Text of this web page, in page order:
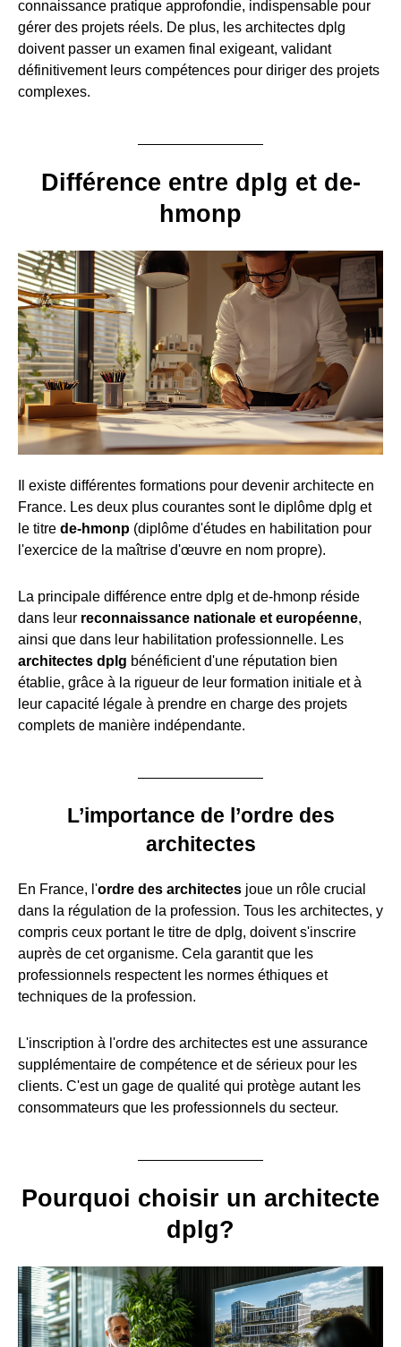
connaissance pratique approfondie, indispensable pour
gérer des projets réels. De plus, les architectes dplg
doivent passer un examen final exigeant, validant
définitivement leurs compétences pour diriger des projets
complexes.
Différence entre dplg et de-
hmonp
Il existe différentes formations pour devenir architecte en
France. Les deux plus courantes sont le diplôme dplg et
le titre de-hmonp (diplôme d'études en habilitation pour
l'exercice de la maîtrise d'œuvre en nom propre).
La principale différence entre dplg et de-hmonp réside
dans leur reconnaissance nationale et européenne,
ainsi que dans leur habilitation professionnelle. Les
architectes dplg bénéficient d'une réputation bien
établie, grâce à la rigueur de leur formation initiale et à
leur capacité légale à prendre en charge des projets
complets de manière indépendante.
L’importance de l’ordre des
architectes
En France, l'ordre des architectes joue un rôle crucial
dans la régulation de la profession. Tous les architectes, y
compris ceux portant le titre de dplg, doivent s'inscrire
auprès de cet organisme. Cela garantit que les
professionnels respectent les normes éthiques et
techniques de la profession.
L'inscription à l'ordre des architectes est une assurance
supplémentaire de compétence et de sérieux pour les
clients. C'est un gage de qualité qui protège autant les
consommateurs que les professionnels du secteur.
Pourquoi choisir un architecte
dplg?